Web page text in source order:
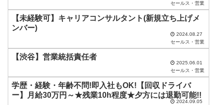
て
く
さ
。
セールス・営業
【未経験可】キャリアコンサルタント(新規立ち上げメ
ンバー)
2024.08.27
セールス・営業
【渋谷】営業統括責任者
2025.06.01
セールス・営業
学歴・経験・年齢不問!即入社もOK!【回収ドライバ
ー】月給30万円～★残業10h程度★夕方には退勤可能!!
2024.09.05